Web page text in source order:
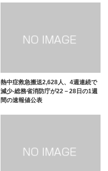
熱中症救急搬送2,628人、4週連続で
減少-総務省消防庁が22－28日の1週
間の速報値公表